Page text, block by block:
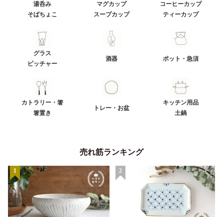
湯呑み
そばちょこ
マグカップ
スープカップ
コーヒーカップ
ティーカップ
グラス
ピッチャー
酒器 ポット・急須
カトラリー・箸
箸置き
トレー・お盆
キッチン用品
土鍋
売れ筋ランキング
1 2